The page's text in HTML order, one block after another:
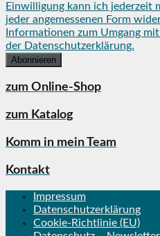
Einwilligung kann ich
jeder angemessenen Form
Informationen zum Umgang
der Datenschutzerklärung.
zum Online-Shop
zum Katalog
Komm in mein Team
Kontakt
Impressum
Datenschutzerklärung
Cookie-Richtlinie (EU)